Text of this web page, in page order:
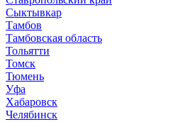
Сыктывкар
Тамбов
Тамбовская область
Тольятти
Томск
Тюмень
Уфа
Хабаровск
Челябинск